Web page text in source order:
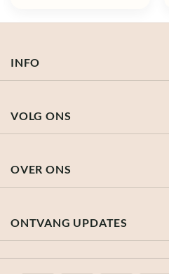
INFO
VOLG ONS
OVER ONS
ONTVANG UPDATES